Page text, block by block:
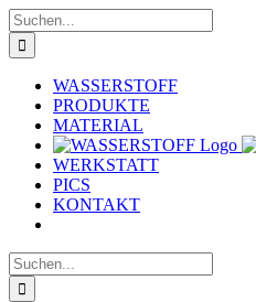
Zum
Inhalt
springen
Suche
nach:
WASSERSTOFF
PRODUKTE
MATERIAL
WERKSTATT
PICS
KONTAKT
Suche
nach: